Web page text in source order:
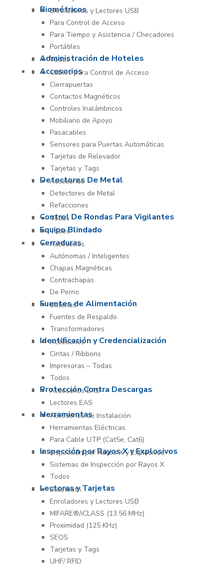
Biométricos
Enroladores y Lectores USB
Para Control de Acceso
Para Tiempo y Asistencia / Checadores
Portátiles
Administración de Hoteles
Todos
Accesorios
Cables para Control de Acceso
Cierrapuertas
Contactos Magnéticos
Controles Inalámbricos
Mobiliario de Apoyo
Pasacables
Sensores para Puertas Automáticas
Tarjetas de Relevador
Tarjetas y Tags
Detectores De Metal
Accesorios
Detectores de Metal
Refacciones
Control De Rondas Para Vigilantes
Todos
Equipo Blindado
Todos
Cerraduras
Accesorios
Autónomas / Inteligentes
Chapas Magnéticas
Contrachapas
De Perno
Fuentes de Alimentación
Baterías
Fuentes de Respaldo
Transformadores
Identificación y Credencialización
Accesorios
Cintas / Ribbons
Impresoras – Todas
Todos
Protección Contra Descargas
Accesorios EAS
Lectores EAS
Herramientas
Accesorios de Instalación
Herramientas Eléctricas
Para Cable UTP (Cat5e, Cat6)
Inspección por Rayos X y Explosivos
Inspección por Rayos X y Explosivos
Sistemas de Inspección por Rayos X
Todos
Lectoras y Tarjetas
Bluetooth
Enroladores y Lectores USB
MIFARE®/iCLASS (13.56 MHz)
Proximidad (125 KHz)
SEOS
Tarjetas y Tags
UHF/ RFID